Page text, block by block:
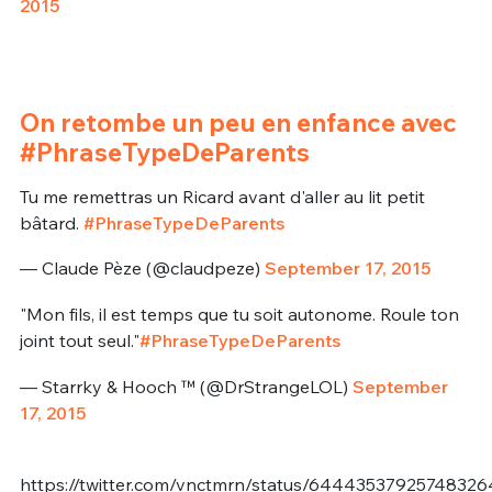
2015
On retombe un peu en enfance avec
#PhraseTypeDeParents
Tu me remettras un Ricard avant d'aller au lit petit
bâtard. #PhraseTypeDeParents
— Claude Pèze (@claudpeze) September 17, 2015
"Mon fils, il est temps que tu soit autonome. Roule ton
joint tout seul."#PhraseTypeDeParents
— Starrky & Hooch ™️ (@DrStrangeLOL) September
17, 2015
https://twitter.com/vnctmrn/status/